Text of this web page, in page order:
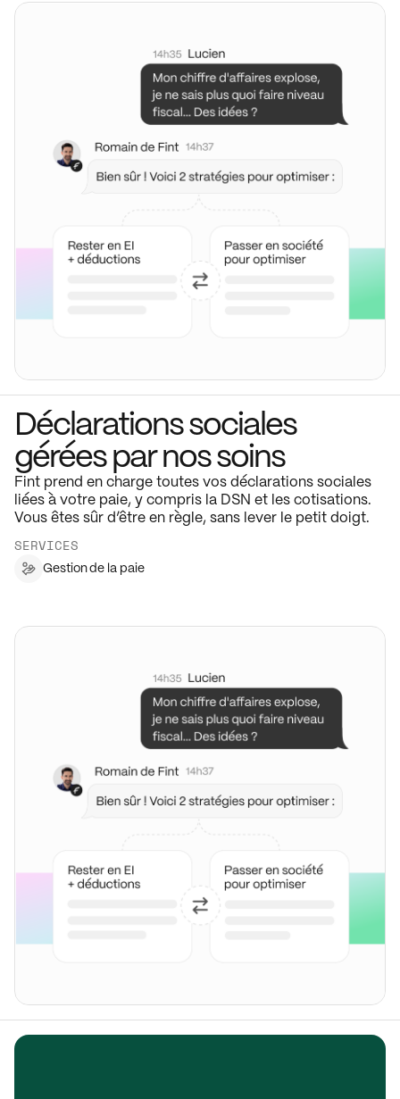
Déclarations sociales
gérées par nos soins
Fint prend en charge toutes vos déclarations sociales
liées à votre paie, y compris la DSN et les cotisations.
Vous êtes sûr d’être en règle, sans lever le petit doigt.
SERVICES
Gestion de la paie